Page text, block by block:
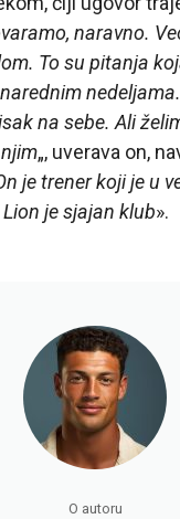
naravno.
To su pitanja
na sebe. Ali
„, uverava on,
je trener koji je u
je sjajan klub».
O autoru